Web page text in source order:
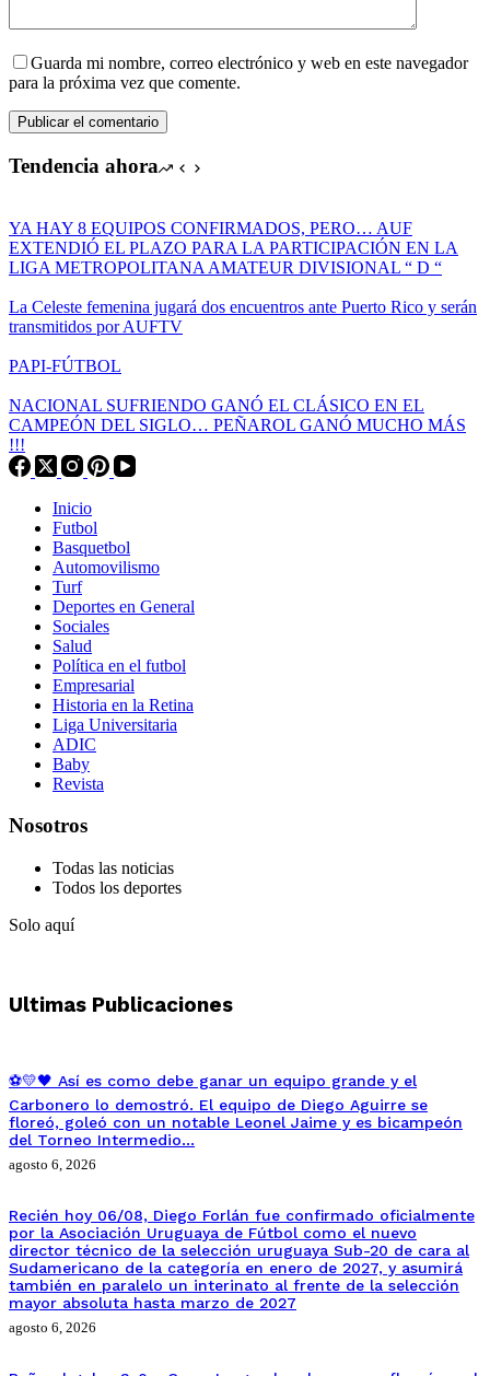
Guarda mi nombre, correo electrónico y web en este navegador
para la próxima vez que comente.
Publicar el comentario
Tendencia ahora
YA HAY 8 EQUIPOS CONFIRMADOS, PERO… AUF
EXTENDIÓ EL PLAZO PARA LA PARTICIPACIÓN EN LA
LIGA METROPOLITANA AMATEUR DIVISIONAL “ D “
La Celeste femenina jugará dos encuentros ante Puerto Rico y serán
transmitidos por AUFTV
PAPI-FÚTBOL
NACIONAL SUFRIENDO GANÓ EL CLÁSICO EN EL
CAMPEÓN DEL SIGLO… PEÑAROL GANÓ MUCHO MÁS
!!!
Inicio
Futbol
Basquetbol
Automovilismo
Turf
Deportes en General
Sociales
Salud
Política en el futbol
Empresarial
Historia en la Retina
Liga Universitaria
ADIC
Baby
Revista
Nosotros
Todas las noticias
Todos los deportes
Solo aquí
Ultimas Publicaciones
⚽💛🖤 Así es como debe ganar un equipo grande y el
Carbonero lo demostró. El equipo de Diego Aguirre se
floreó, goleó con un notable Leonel Jaime y es bicampeón
del Torneo Intermedio…
agosto 6, 2026
Recién hoy 06/08, Diego Forlán fue confirmado oficialmente
por la Asociación Uruguaya de Fútbol como el nuevo
director técnico de la selección uruguaya Sub-20 de cara al
Sudamericano de la categoría en enero de 2027, y asumirá
también en paralelo un interinato al frente de la selección
mayor absoluta hasta marzo de 2027
agosto 6, 2026